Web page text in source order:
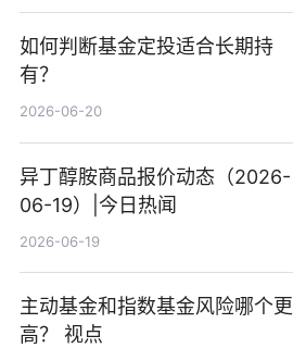
如何判断基金定投适合长期持
有？
2026-06-20
异丁醇胺商品报价动态（2026-
06-19）|今日热闻
2026-06-19
主动基金和指数基金风险哪个更
高？ 视点